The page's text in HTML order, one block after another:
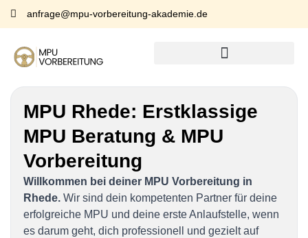
anfrage@mpu-vorbereitung-akademie.de
MPU Rhede: Erstklassige
MPU Beratung & MPU
Vorbereitung
Willkommen bei deiner MPU Vorbereitung in
Rhede. Wir sind dein kompetenten Partner für deine
erfolgreiche MPU und deine erste Anlaufstelle, wenn
es darum geht, dich professionell und gezielt auf